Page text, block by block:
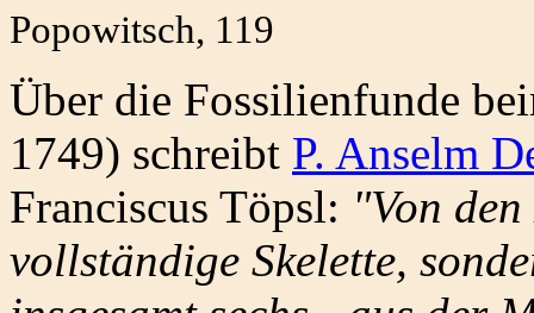
Popowitsch, 119
Über die Fossilienfunde
1749) schreibt P. Anselm
Franciscus Töpsl: "Von
vollständige Skelette,